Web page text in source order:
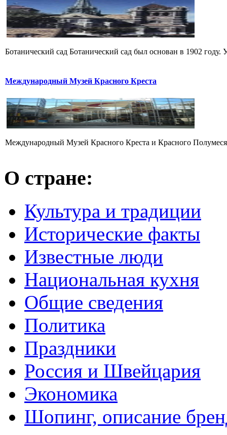
Ботанический сад Ботанический сад был основан в 1902
Международный Музей Красного Креста
Международный Музей Красного Креста и Красного
О стране:
Культура и традиции
Исторические факты
Известные люди
Национальная кухня
Общие сведения
Политика
Праздники
Россия и Швейцария
Экономика
Шопинг, описание